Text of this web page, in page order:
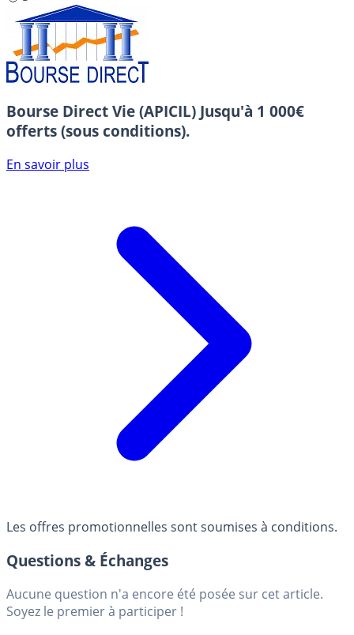
Bourse Direct Vie (APICIL) Jusqu'à 1 000€
offerts (sous conditions).
En savoir plus
Les offres promotionnelles sont soumises à conditions.
Questions & Échanges
Aucune question n'a encore été posée sur cet article.
Soyez le premier à participer !